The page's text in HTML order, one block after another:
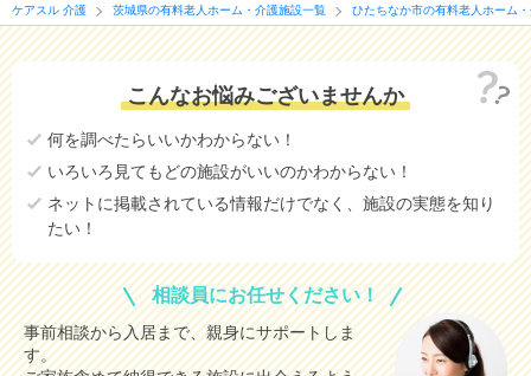
ケアスル 介護 茨城県の有料老人ホーム・介護施設一覧 ひたちなか市の有料老人ホーム
こんなお悩みございませんか
何を調べたらいいかわからない！
いろいろ見てもどの施設がいいのかわからない！
ネットに掲載されている情報だけでなく、施設の実態を知り
たい！
相談員にお任せください！
事前相談から入居まで、親身にサポートしま
す。